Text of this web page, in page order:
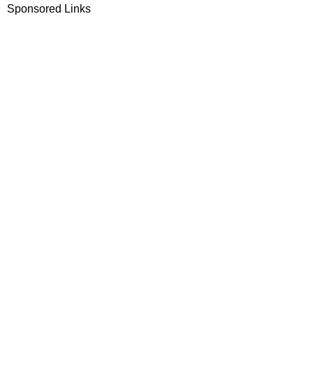
Sponsored Links